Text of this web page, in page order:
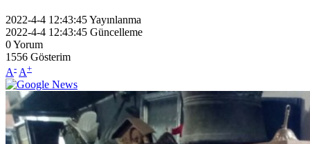
2022-4-4 12:43:45Yayınlanma
2022-4-4 12:43:45 Güncelleme
0Yorum
1556 Gösterim
A- A+